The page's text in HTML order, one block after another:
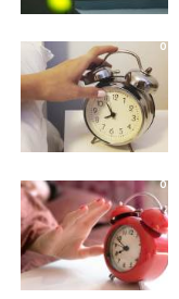
0
0